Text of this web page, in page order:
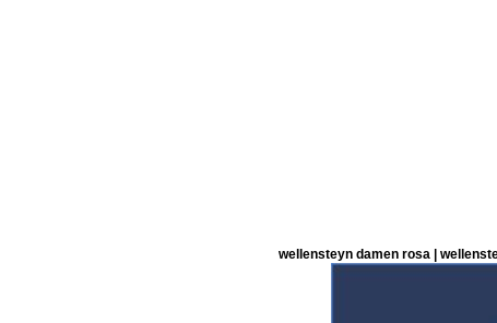
wellensteyn damen rosa |